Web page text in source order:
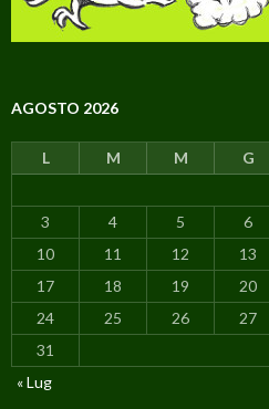
AGOSTO 2026
L M M G
3
4 5 6
10
11 12 13
17
18 19 20
24
25 26 27
31
« Lug